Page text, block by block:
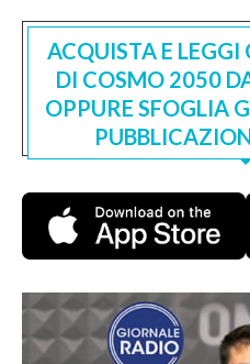
ACQUISTA E
DI COSMO 2050
OPPURE SFOGLIA